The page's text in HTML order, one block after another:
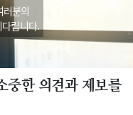
분의
립니다.
중한 의견과 제보를